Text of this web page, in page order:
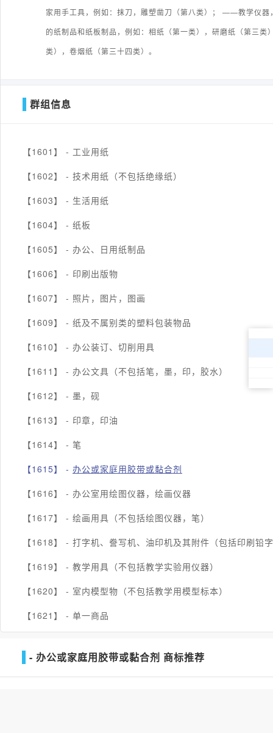
家用手工具，例如：抹刀，雕塑凿刀（第八类）； ——教学仪
的纸制品和纸板制品，例如：相纸（第一类），研磨纸（第三
类），卷烟纸（第三十四类）。
群组信息
【1601】 - 工业用纸
【1602】 - 技术用纸（不包括绝缘纸）
【1603】 - 生活用纸
【1604】 - 纸板
【1605】 - 办公、日用纸制品
【1606】 - 印刷出版物
【1607】 - 照片，图片，图画
【1609】 - 纸及不属别类的塑料包装物品
【1610】 - 办公装订、切削用具
【1611】 - 办公文具（不包括笔，墨，印，胶水）
【1612】 - 墨，砚
【1613】 - 印章，印油
【1614】 - 笔
【1615】 - 办公或家庭用胶带或黏合剂
【1616】 - 办公室用绘图仪器，绘画仪器
【1617】 - 绘画用具（不包括绘图仪器，笔）
【1618】 - 打字机、誊写机、油印机及其附件（包括印刷铅
【1619】 - 教学用具（不包括教学实验用仪器）
【1620】 - 室内模型物（不包括教学用模型标本）
【1621】 - 单一商品
- 办公或家庭用胶带或黏合剂 商标推荐